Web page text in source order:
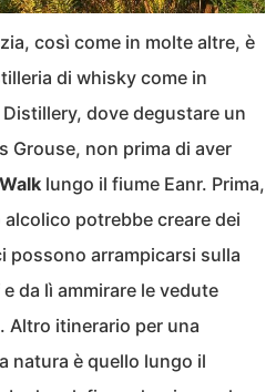
così come in molte altre, è
di whisky come in
dove degustare un
Grouse, non prima di aver
lungo il fiume Eanr. Prima,
potrebbe creare dei
possono arrampicarsi sulla
e da lì ammirare le vedute
Altro itinerario per una
natura è quello lungo il